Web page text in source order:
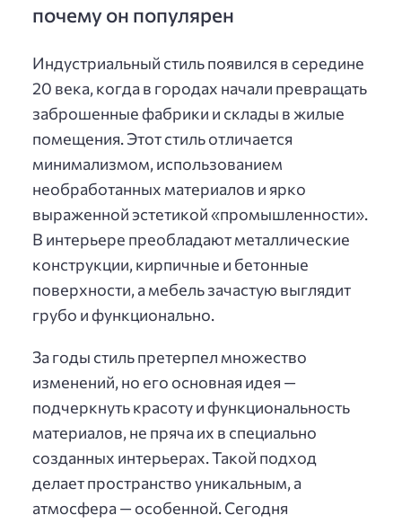
почему он популярен
Индустриальный стиль появился в середине
20 века, когда в городах начали превращать
заброшенные фабрики и склады в жилые
помещения. Этот стиль отличается
минимализмом, использованием
необработанных материалов и ярко
выраженной эстетикой «промышленности».
В интерьере преобладают металлические
конструкции, кирпичные и бетонные
поверхности, а мебель зачастую выглядит
грубо и функционально.
За годы стиль претерпел множество
изменений, но его основная идея —
подчеркнуть красоту и функциональность
материалов, не пряча их в специально
созданных интерьерах. Такой подход
делает пространство уникальным, а
атмосфера — особенной. Сегодня